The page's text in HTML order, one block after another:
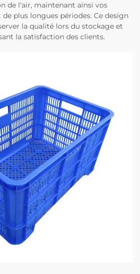
de l'air, maintenant ainsi vos
plus longues périodes. Ce design
la qualité lors du stockage et
la satisfaction des clients.